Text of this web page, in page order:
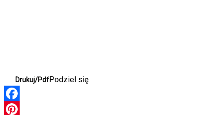
Drukuj/PdfPodziel się
Facebook